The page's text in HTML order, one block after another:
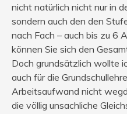
nicht natürlich nicht nur in
sondern auch den den
nach Fach – auch bis zu 6
können Sie sich den
Doch grundsätzlich wollte
auch für die
Arbeitsaufwand nicht
die völlig unsachliche